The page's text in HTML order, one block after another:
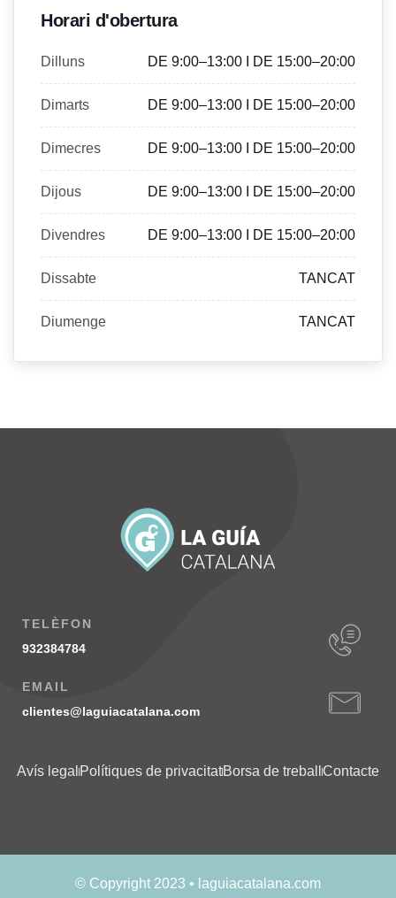
Horari d'obertura
Dilluns DE 9:00–13:00 I DE 15:00–20:00
Dimarts DE 9:00–13:00 I DE 15:00–20:00
Dimecres DE 9:00–13:00 I DE 15:00–20:00
Dijous DE 9:00–13:00 I DE 15:00–20:00
Divendres DE 9:00–13:00 I DE 15:00–20:00
Dissabte TANCAT
Diumenge TANCAT
TELÈFON
932384784
EMAIL
clientes@laguiacatalana.com
Avís legal Polítiques de privacitatBorsa de treball Contacte
© Copyright 2023 • laguiacatalana.com